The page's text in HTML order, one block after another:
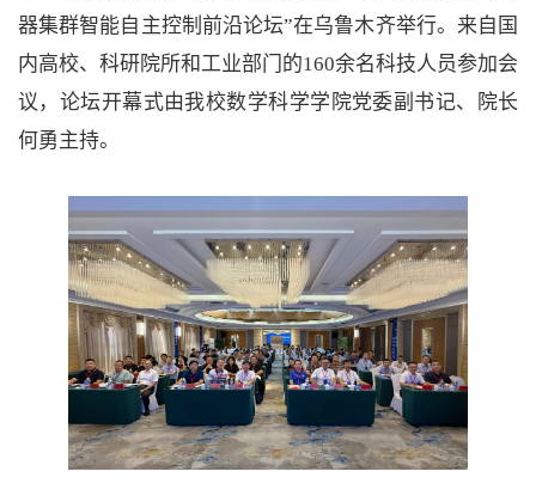
器集群智能自主控制前沿论坛”在乌鲁木齐举行。来自国
内高校、科研院所和工业部门的160余名科技人员参加会
议，论坛开幕式由我校数学科学学院党委副书记、院长
何勇主持。